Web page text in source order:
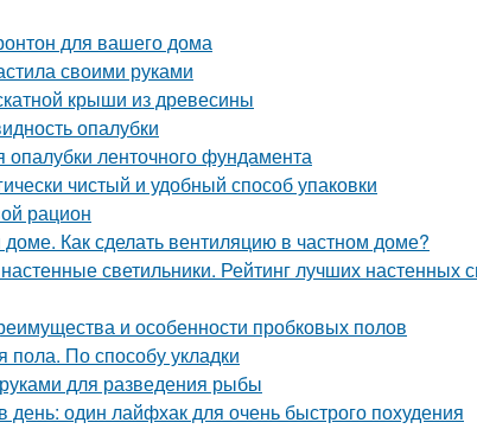
для вашего дома
своими руками
крыши из древесины
опалубки
опалубки ленточного фундамента
чистый и удобный способ упаковки
рацион
Как сделать вентиляцию в частном доме?
светильники. Рейтинг лучших настенных
и особенности пробковых полов
По способу укладки
для разведения рыбы
один лайфхак для очень быстрого похудения